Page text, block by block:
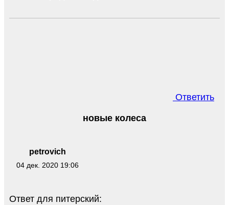
Ответить
petrovich
04 дек. 2020 19:06
новые колеса
Ответ для питерский: